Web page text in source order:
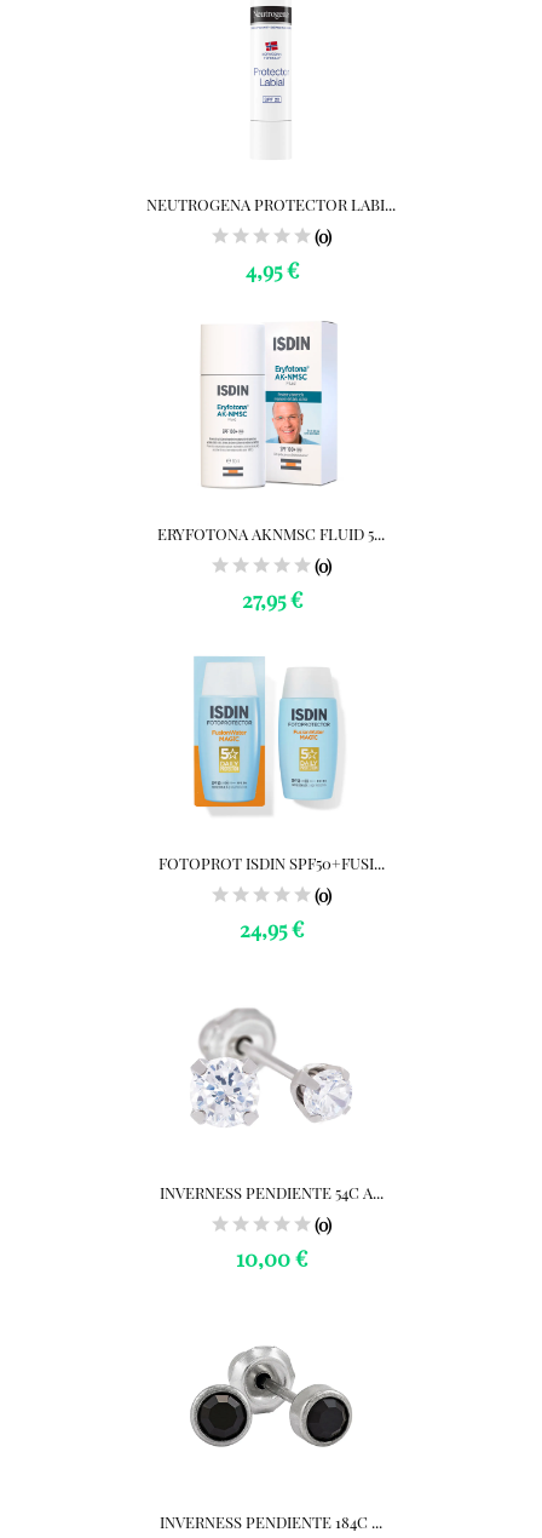
NEUTROGENA PROTECTOR LABI...
(0)
4,95 €
ERYFOTONA AKNMSC FLUID 5...
(0)
27,95 €
FOTOPROT ISDIN SPF50+FUSI...
(0)
24,95 €
INVERNESS PENDIENTE 54C A...
(0)
10,00 €
INVERNESS PENDIENTE 184C ...